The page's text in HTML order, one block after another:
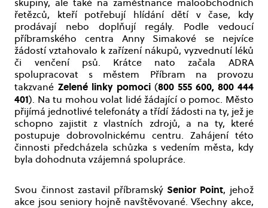
řetězců, kteří potřebují hlídání dětí v čase, kdy
prodávají nebo doplňují regály. Podle vedoucí
příbramského centra Anny Simakové se nejvíce
žádostí vztahovalo k zařízení nákupů, vyzvednutí léků
či venčení psů. Krátce nato začala ADRA
spolupracovat s městem Příbram na provozu
takzvané Zelené linky pomoci(800 555 600, 800 444
401). Na tu mohou volat lidé žádající o pomoc. Město
přijímá jednotlivé telefonáty a třídí žádosti na ty, jež je
schopno zajistit z vlastních zdrojů, a na ty, které
postupuje dobrovolnickému centru. Zahájení této
činnosti předcházela schůzka s vedením města, kdy
byla dohodnuta vzájemná spolupráce.
Svou činnost zastavil příbramskýSenior Point, jehož
akce jsou seniory hojně navštěvované. Všechny akce,